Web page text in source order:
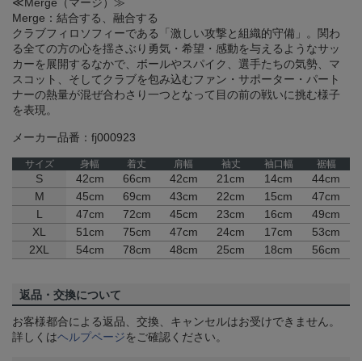
Merge：結合する、融合する
クラブフィロソフィーである「激しい攻撃と組織的守備」。関わ
る全ての方の心を揺さぶり勇気・希望・感動を与えるようなサッ
カーを展開するなかで、ボールやスパイク、選手たちの気勢、マ
スコット、そしてクラブを包み込むファン・サポーター・パート
ナーの熱量が混ぜ合わさり一つとなって目の前の戦いに挑む様子
を表現。
メーカー品番：fj000923
サイズ 身幅 着丈 肩幅 袖丈 袖口幅 裾幅
S 42cm 66cm 42cm 21cm 14cm
44cm
M
45cm 69cm 43cm 22cm 15cm
47cm
L
47cm 72cm 45cm 23cm 16cm
49cm
XL
51cm 75cm 47cm 24cm 17cm
53cm
2XL
54cm 78cm 48cm 25cm 18cm 56cm
返品・交換について
お客様都合による返品、交換、キャンセルはお受けできません。
詳しくはヘルプページをご確認ください。